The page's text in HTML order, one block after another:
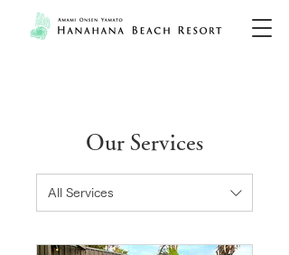
Our Services
All Services